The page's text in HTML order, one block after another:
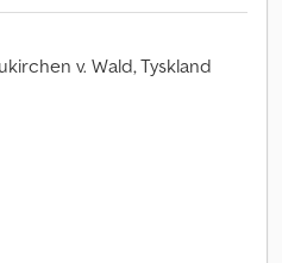
v. Wald, Tyskland